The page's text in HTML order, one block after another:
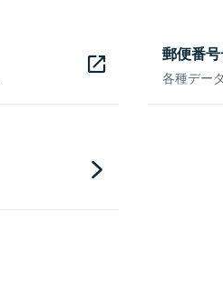
郵便番
各種デー